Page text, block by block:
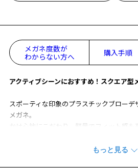
メガネ度数が
わからない方へ
購入手順
アクティブシーンにおすすめ！スクエア型
スポーティな印象のプラスチックブロー
メガネ。
かけ心地にこだわり、軽量でフィット感
アクティブシーンにもおすすめです◎